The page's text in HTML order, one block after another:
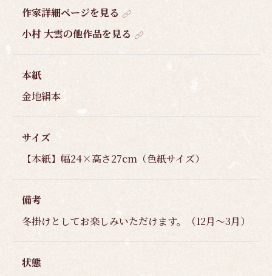
作家詳細ページを見る
小村 大雲の他作品を見る
本紙
金地絹本
サイズ
【本紙】幅24×高さ27cm（色紙サイズ）
備考
冬掛けとしてお楽しみいただけます。（12月～3月）
状態